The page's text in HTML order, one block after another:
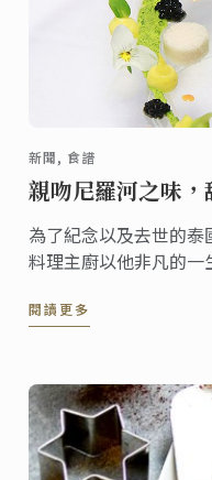
新聞, 食譜
親吻尼羅河之味
為了紀念以及去世的
料理主廚以他非凡的一
閱讀更多